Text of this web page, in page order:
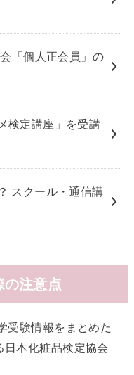
「個人正会員」の
検定講座」を受講
スクール・通信講
の注意点
受験情報をまとめた
本化粧品検定協会